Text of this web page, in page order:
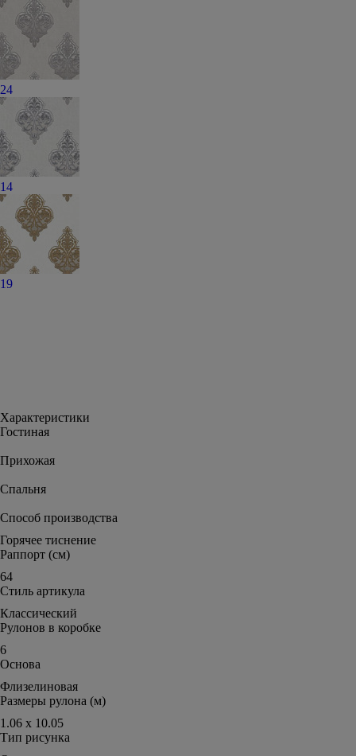
24
14
19
Характеристики
Гостиная
Прихожая
Спальня
Способ производства
Горячее тиснение
Раппорт (см)
64
Стиль артикула
Классический
Рулонов в коробке
6
Основа
Флизелиновая
Размеры рулона (м)
1.06 х 10.05
Тип рисунка